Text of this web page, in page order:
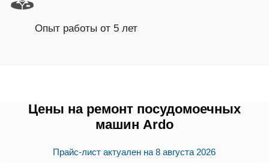
Опыт работы от 5 лет
Цены на ремонт посудомоечных
машин Ardo
Прайс-лист актуален на8 августа 2026